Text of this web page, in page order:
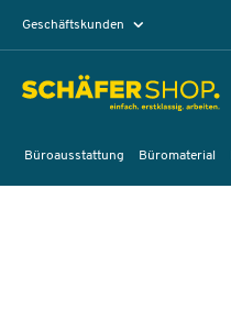
Geschäftskunden
Büroausstattung Büromaterial